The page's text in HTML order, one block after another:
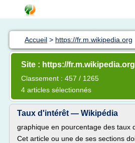
Accueil > https://fr.m.wikipedia.org
Site : https://fr.m.wikipedia.org
Classement : 457 / 1265
4 articles sélectionnés
Taux d'intérêt — Wikipédia
graphique en pourcentage des taux
Cet article ou une de ses sections